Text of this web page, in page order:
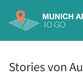
Stories von